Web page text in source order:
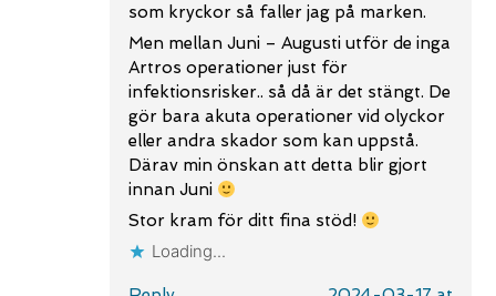
som kryckor så faller jag på marken.
Men mellan Juni – Augusti utför de inga
Artros operationer just för
infektionsrisker.. så då är det stängt. De
gör bara akuta operationer vid olyckor
eller andra skador som kan uppstå.
Därav min önskan att detta blir gjort
innan Juni
Stor kram för ditt fina stöd!
Loading...